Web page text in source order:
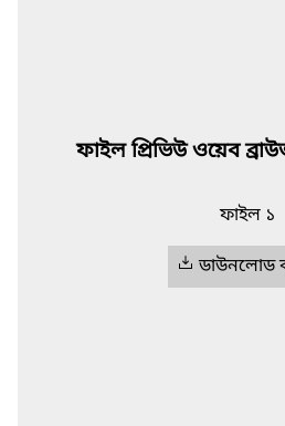
ফাইল প্রিভিউ ওয়েব
ফাইল ১
ডাউনলোড